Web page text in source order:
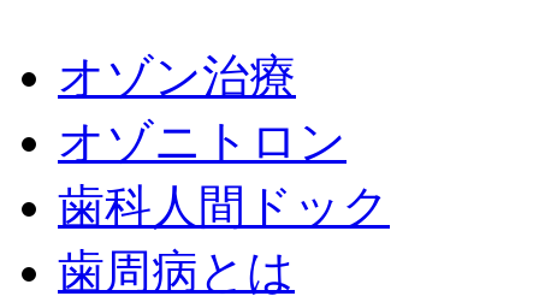
オゾン治療
オゾニトロン
歯科人間ドック
歯周病とは